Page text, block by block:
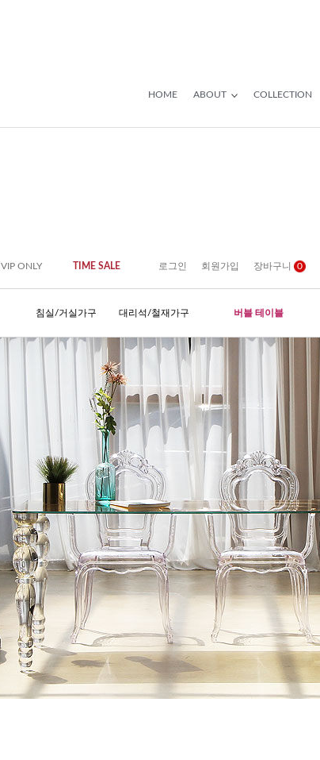
HOME ABOUT COLLECTION
VIP ONLY TIME SALE 로그인 회원가입 장바구니 0
침실/거실가구 대리석/철재가구 버블 테이블